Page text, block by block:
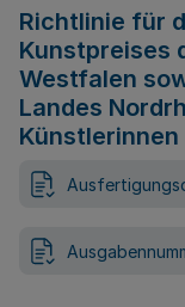
Richtlinie für
Kunstpreises
Westfalen
Landes